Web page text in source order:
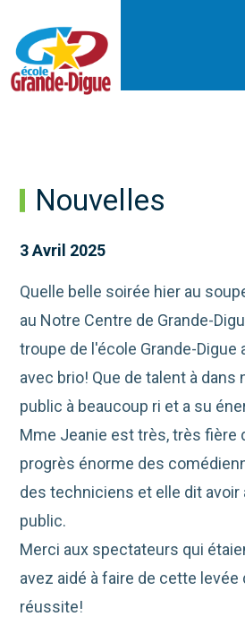
Nouvelles
3 Avril 2025
Quelle belle soirée hier au
au Notre Centre de Grande-
troupe de l'école Grande-Digue
avec brio! Que de talent à dans
public à beaucoup ri et a su
Mme Jeanie est très, très fière
progrès énorme des
des techniciens et elle dit avoir
public.
Merci aux spectateurs qui
avez aidé à faire de cette levée
réussite!